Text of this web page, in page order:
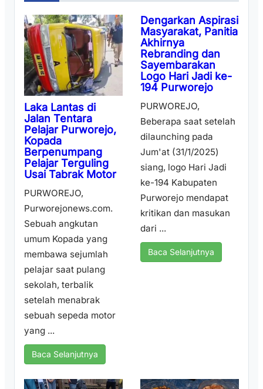
Laka Lantas di
Jalan Tentara
Pelajar Purworejo,
Kopada
Berpenumpang
Pelajar Terguling
Usai Tabrak Motor
PURWOREJO,
Purworejonews.com.
Sebuah angkutan
umum Kopada yang
membawa sejumlah
pelajar saat pulang
sekolah, terbalik
setelah menabrak
sebuah sepeda motor
yang ...
Baca Selanjutnya
Dengarkan Aspirasi
Masyarakat, Panitia
Akhirnya
Rebranding dan
Sayembarakan
Logo Hari Jadi ke-
194 Purworejo
PURWOREJO,
Beberapa saat setelah
dilaunching pada
Jum'at (31/1/2025)
siang, logo Hari Jadi
ke-194 Kabupaten
Purworejo mendapat
kritikan dan masukan
dari ...
Baca Selanjutnya